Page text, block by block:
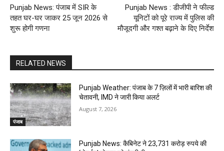
Punjab News: पंजाब में SIR के
तहत घर-घर जाकर 25 जून 2026 से
शुरू होगी गणना
Punjab News : डीजीपी ने फील्ड
यूनिटों को पूरे राज्य में पुलिस की
मौजूदगी और गश्त बढ़ाने के दिए निर्देश
RELATED NEWS
पंजाब
Punjab Weather: पंजाब के 7 ज़िलों में भारी बारिश की
चेतावनी, IMD ने जारी किया अलर्ट
August 7, 2026
Punjab News: कैबिनेट ने 23,731 करोड़ रुपये की